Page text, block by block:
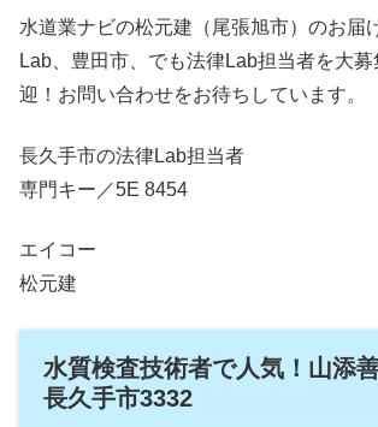
水道業ナビの松元建（尾張旭市）のお届
Lab、豊田市、でも法律Lab担当者を大
迎！お問い合わせをお待ちしています。
長久手市の法律Lab担当者
専門キー／5E 8454
エイコー
松元建
水質検査技術者で人気！山添
長久手市3332